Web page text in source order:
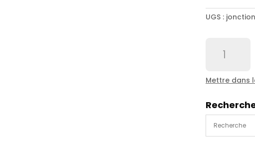
UGS :
alu
4'
-
diam
100
Mettre dans